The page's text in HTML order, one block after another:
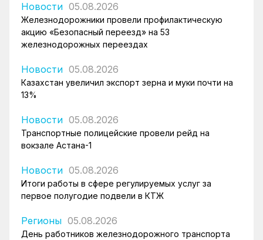
Новости 05.08.2026
Железнодорожники провели профилактическую
акцию «Безопасный переезд» на 53
железнодорожных переездах
Новости 05.08.2026
Казахстан увеличил экспорт зерна и муки почти на
13%
Новости 05.08.2026
Транспортные полицейские провели рейд на
вокзале Астана-1
Новости 05.08.2026
Итоги работы в сфере регулируемых услуг за
первое полугодие подвели в КТЖ
Регионы 05.08.2026
День работников железнодорожного транспорта